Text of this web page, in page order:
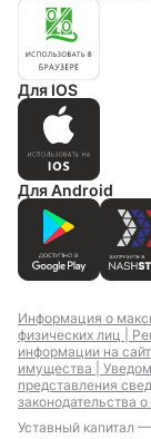
Для IOS
Для Android
Информация о
физических лиц |
информации на
имущества |
представления
законодательства
Уставный капитал